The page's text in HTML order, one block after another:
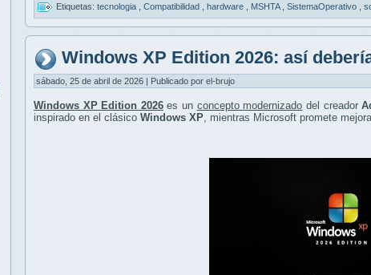
Etiquetas: tecnologia Compatibilidad hardware MSHTA SistemaOperativo
Windows XP Edition 2026: así
sábado, 25 de abril de 2026 | Publicado por el-brujo
Windows XP Edition 2026es un concepto modernizado del creador
inspirado en el clásico Windows XP, mientras Microsoft promete